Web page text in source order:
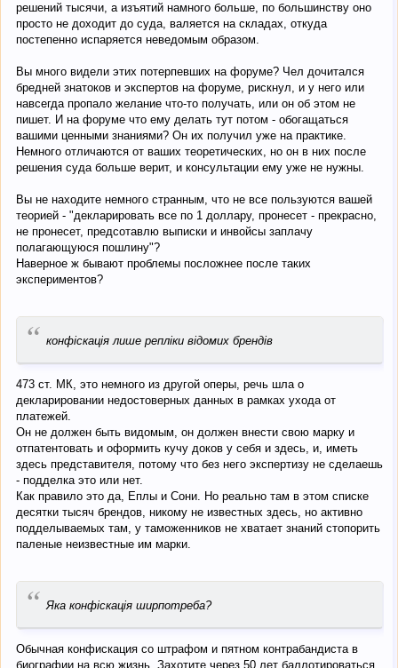
решений тысячи, а изъятий намного больше, по большинству оно
просто не доходит до суда, валяется на складах, откуда
постепенно испаряется неведомым образом.
Вы много видели этих потерпевших на форуме? Чел дочитался
бредней знатоков и экспертов на форуме, рискнул, и у него или
навсегда пропало желание что-то получать, или он об этом не
пишет. И на форуме что ему делать тут потом - обогащаться
вашими ценными знаниями? Он их получил уже на практике.
Немного отличаются от ваших теоретических, но он в них после
решения суда больше верит, и консультации ему уже не нужны.
Вы не находите немного странным, что не все пользуются вашей
теорией - "декларировать все по 1 доллару, пронесет - прекрасно,
не пронесет, предсотавлю выписки и инвойсы заплачу
полагающуюся пошлину"?
Наверное ж бывают проблемы посложнее после таких
экспериментов?
“ конфіскація лише репліки відомих брендів
473 ст. МК, это немного из другой оперы, речь шла о
декларировании недостоверных данных в рамках ухода от
платежей.
Он не должен быть видомым, он должен внести свою марку и
отпатентовать и оформить кучу доков у себя и здесь, и, иметь
здесь представителя, потому что без него экспертизу не сделаешь
- подделка это или нет.
Как правило это да, Еплы и Сони. Но реально там в этом списке
десятки тысяч брендов, никому не известных здесь, но активно
подделываемых там, у таможенников не хватает знаний стопорить
паленые неизвестные им марки.
“ Яка конфіскація ширпотреба?
Обычная конфискация со штрафом и пятном контрабандиста в
биографии на всю жизнь. Захотите через 50 лет баллотироваться